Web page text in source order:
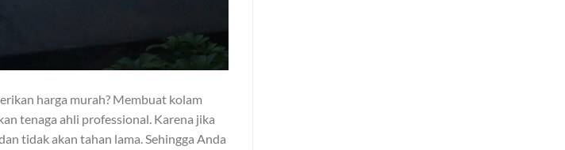
harga murah? Membuat kolam
tenaga ahli professional. Karena jika
tidak akan tahan lama. Sehingga Anda